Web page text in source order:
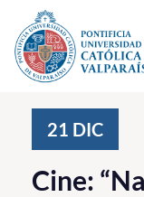
Click acá para ir
Investigación,
PUCV
21 DIC
Cine: